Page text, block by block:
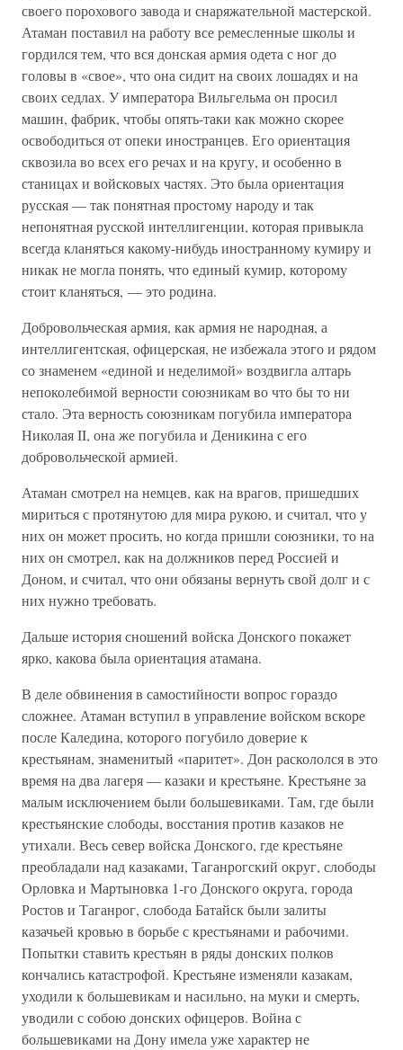
своего порохового завода и снаряжательной мастерской.
Атаман поставил на работу все ремесленные школы и
гордился тем, что вся донская армия одета с ног до
головы в «свое», что она сидит на своих лошадях и на
своих седлах. У императора Вильгельма он просил
машин, фабрик, чтобы опять-таки как можно скорее
освободиться от опеки иностранцев. Его ориентация
сквозила во всех его речах и на кругу, и особенно в
станицах и войсковых частях. Это была ориентация
русская — так понятная простому народу и так
непонятная русской интеллигенции, которая привыкла
всегда кланяться какому-нибудь иностранному кумиру и
никак не могла понять, что единый кумир, которому
стоит кланяться, — это родина.
Добровольческая армия, как армия не народная, а
интеллигентская, офицерская, не избежала этого и рядом
со знаменем «единой и неделимой» воздвигла алтарь
непоколебимой верности союзникам во что бы то ни
стало. Эта верность союзникам погубила императора
Николая II, она же погубила и Деникина с его
добровольческой армией.
Атаман смотрел на немцев, как на врагов, пришедших
мириться с протянутою для мира рукою, и считал, что у
них он может просить, но когда пришли союзники, то на
них он смотрел, как на должников перед Россией и
Доном, и считал, что они обязаны вернуть свой долг и с
них нужно требовать.
Дальше история сношений войска Донского покажет
ярко, какова была ориентация атамана.
В деле обвинения в самостийности вопрос гораздо
сложнее. Атаман вступил в управление войском вскоре
после Каледина, которого погубило доверие к
крестьянам, знаменитый «паритет». Дон раскололся в это
время на два лагеря — казаки и крестьяне. Крестьяне за
малым исключением были большевиками. Там, где были
крестьянские слободы, восстания против казаков не
утихали. Весь север войска Донского, где крестьяне
преобладали над казаками, Таганрогский округ, слободы
Орловка и Мартыновка 1-го Донского округа, города
Ростов и Таганрог, слобода Батайск были залиты
казачьей кровью в борьбе с крестьянами и рабочими.
Попытки ставить крестьян в ряды донских полков
кончались катастрофой. Крестьяне изменяли казакам,
уходили к большевикам и насильно, на муки и смерть,
уводили с собою донских офицеров. Война с
большевиками на Дону имела уже характер не